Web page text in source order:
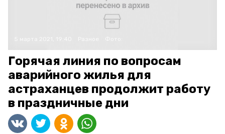
Горячая линия по вопросам
аварийного жилья для
астраханцев продолжит работу
в праздничные дни